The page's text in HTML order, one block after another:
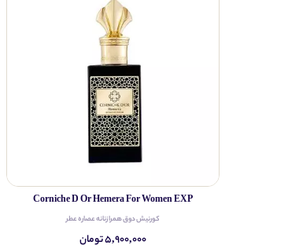
Corniche D Or Hemera For Women EXP
کورنیش دوق همرا زنانه عصاره عطر
۵,۹۰۰,۰۰۰ تومان